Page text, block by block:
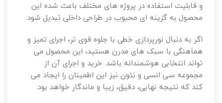
و قابلیت استفاده در پروژه های مختلف باعث شده این
محصول به گزینه ای محبوب در طراحی داخلی تبدیل شود.
اگر به دنبال نورپردازی خطی با جلوه قوی تر، اجرای تمیز و
هماهنگی با سبک های مدرن هستید، این محصول می
تواند انتخابی هوشمندانه باشد. خرید و اجرای آن از
مجموعه سی انسی و نئون نیز این اطمینان را ایجاد می
کند که نتیجه نهایی، دقیق، زیبا و ماندگار خواهد بود.